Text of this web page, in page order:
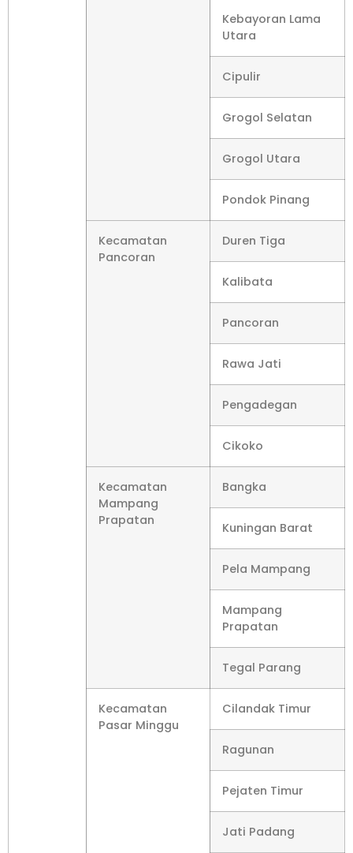
Kebayoran Lama
Utara
Cipulir
Grogol Selatan
Grogol Utara
Pondok Pinang
Kecamatan
Pancoran
Duren Tiga
Kalibata
Pancoran
Rawa Jati
Pengadegan
Cikoko
Kecamatan
Mampang
Prapatan
Bangka
Kuningan Barat
Pela Mampang
Mampang
Prapatan
Tegal Parang
Kecamatan
Pasar Minggu
Cilandak Timur
Ragunan
Pejaten Timur
Jati Padang